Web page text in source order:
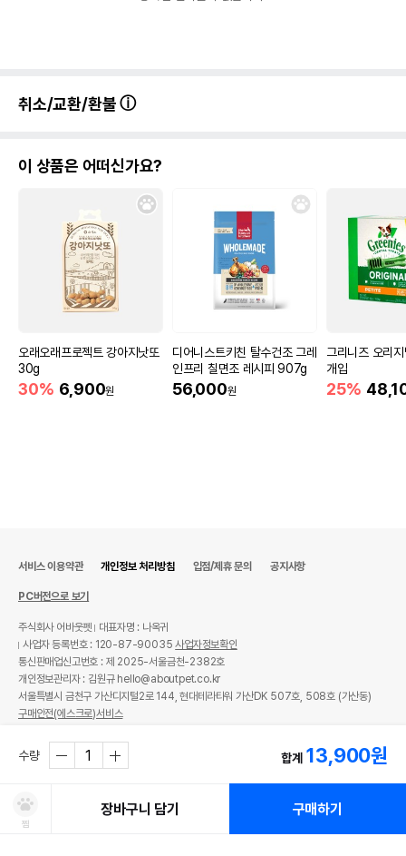
취소/교환/환불
이 상품은 어떠신가요?
오래오래프로젝트 강아지낫또
30g
30% 6,900원
디어니스트키친 탈수건조 그레
인프리 칠면조 레시피 907g
56,000원
그리니즈 오리
개입
25%
수량 합계 13,900원
찜
장바구니 담기 구매하기
서비스 이용약관 개인정보 처리방침 입점/제휴 문의 공지사항
PC버전으로 보기
주식회사 어바웃펫
대표자명 : 나옥귀
사업자 등록번호 : 120-87-90035사업자정보확인
통신판매업신고번호 : 제 2025-서울금천-2382호
개인정보관리자 : 김원규 hello@aboutpet.co.kr
서울특별시 금천구 가산디지털2로 144, 현대테라타워 가산DK 507호, 508호 (가산동)
구매안전(에스크로)서비스